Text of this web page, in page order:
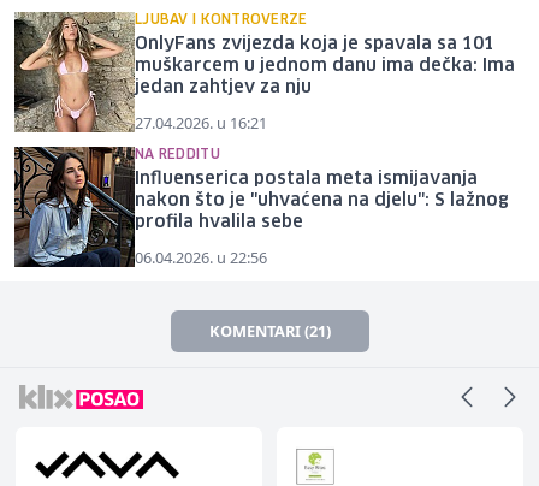
LJUBAV I KONTROVERZE
OnlyFans zvijezda koja je spavala sa 101
muškarcem u jednom danu ima dečka: Ima
jedan zahtjev za nju
27.04.2026. u 16:21
NA REDDITU
Influenserica postala meta ismijavanja
nakon što je "uhvaćena na djelu": S lažnog
profila hvalila sebe
06.04.2026. u 22:56
KOMENTARI (21)